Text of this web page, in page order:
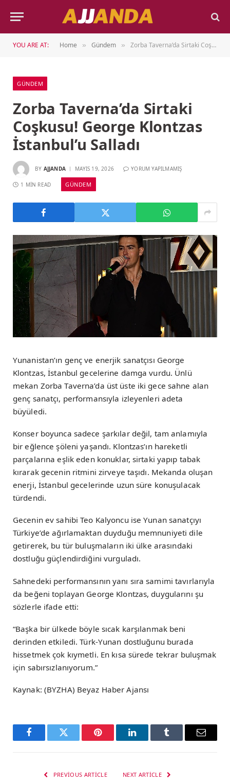
YOU ARE AT: Home » Gündem » Zorba Taverna’da Sirtaki Coşkusu! George Klontzas İstanbul’u Salladı
GÜNDEM
Zorba Taverna’da Sirtaki
Coşkusu! George Klontzas
İstanbul’u Salladı
BY AJJANDA MAYIS 19, 2026 YORUM YAPILMAMIŞ
1 MIN READ GÜNDEM
Yunanistan’ın genç ve enerjik sanatçısı George
Klontzas, İstanbul gecelerine damga vurdu. Ünlü
mekan Zorba Taverna’da üst üste iki gece sahne alan
genç sanatçı, performansıyla izleyenleri adeta
büyüledi.
Konser boyunca sadece şarkılar değil, tam anlamıyla
bir eğlence şöleni yaşandı. Klontzas’ın hareketli
parçalarına eşlik eden konuklar, sirtaki yapıp tabak
kırarak gecenin ritmini zirveye taşıdı. Mekanda oluşan
enerji, İstanbul gecelerinde uzun süre konuşulacak
türdendi.
Gecenin ev sahibi Teo Kalyoncu ise Yunan sanatçıyı
Türkiye’de ağırlamaktan duyduğu memnuniyeti dile
getirerek, bu tür buluşmaların iki ülke arasındaki
dostluğu güçlendirdiğini vurguladı.
Sahnedeki performansının yanı sıra samimi tavırlarıyla
da beğeni toplayan George Klontzas, duygularını şu
sözlerle ifade etti:
“Başka bir ülkede böyle sıcak karşılanmak beni
derinden etkiledi. Türk-Yunan dostluğunu burada
hissetmek çok kıymetli. En kısa sürede tekrar buluşmak
için sabırsızlanıyorum.”
Kaynak: (BYZHA) Beyaz Haber Ajansı
FacebookTwitter Pinterest LinkedInTumblr Email
PREVIOUS ARTICLE NEXT ARTICLE